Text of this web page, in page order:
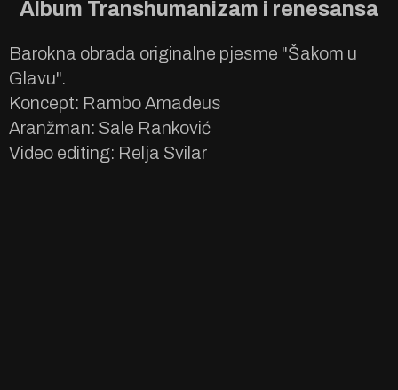
Album Transhumanizam i renesansa
Barokna obrada originalne pjesme "Šakom u
Glavu".
Koncept: Rambo Amadeus
Aranžman: Sale Ranković
Video editing: Relja Svilar